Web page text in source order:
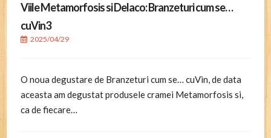
Viile Metamorfosis si Delaco: Branzeturi cum se…
cuVin3
2025/04/29
O noua degustare de Branzeturi cum se… cuVin, de data
aceasta am degustat produsele cramei Metamorfosis si,
ca de fiecare…